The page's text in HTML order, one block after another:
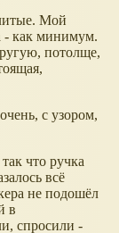
Мой
- как минимум.
потолще,
с узором,
что ручка
всё
не подошёл
в
спросили -